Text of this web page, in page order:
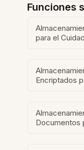
Funciones
para el
Encriptados
Documentos